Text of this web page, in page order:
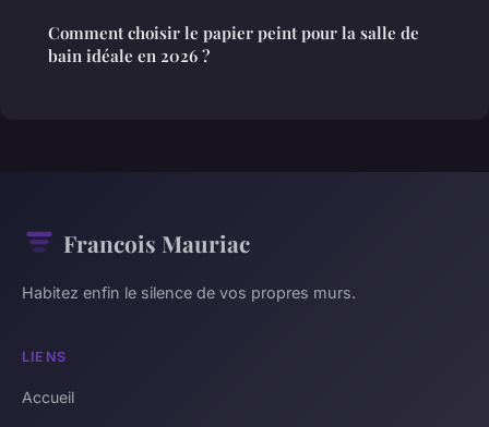
Comment choisir le papier peint pour la salle de
bain idéale en 2026 ?
Francois Mauriac
Habitez enfin le silence de vos propres murs.
LIENS
Accueil